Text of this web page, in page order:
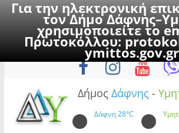
Για την ηλεκτρονική
τον Δήμο
χρησιμοποιείτε το
Πρωτοκόλλου:
ymittos.gov.gr
to
Πέμπτη, 6 Αυγούστου
Δήμος Δάφνης -
Δάφνη28°C